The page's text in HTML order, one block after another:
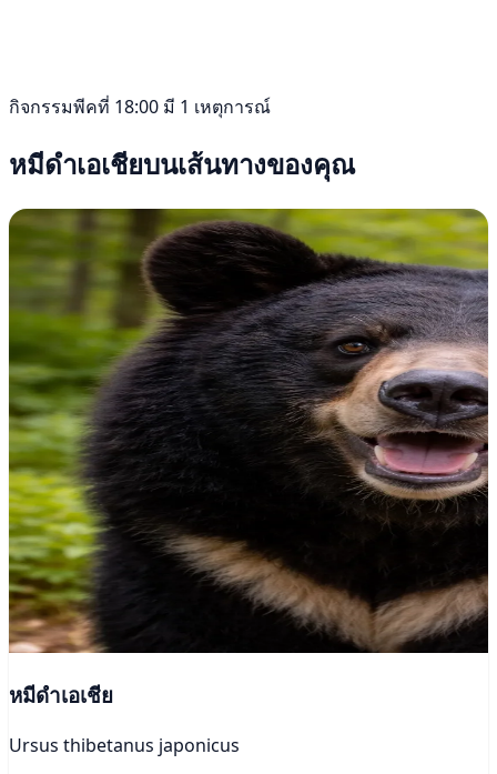
กิจกรรมพีคที่ 18:00 มี 1 เหตุการณ์
หมีดำเอเชียบนเส้นทางของคุณ
หมีดำเอเชีย
Ursus thibetanus japonicus